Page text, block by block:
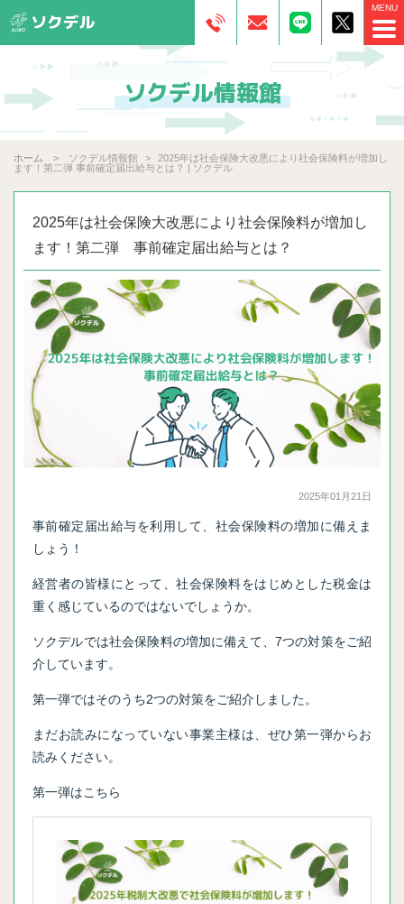
ソクデル情報館
ホーム ソクデル情報館
2025年は社会保険大改悪により社会保険料が増加し
ます！第二弾 事前確定届出給与とは？ | ソクデル
2025年は社会保険大改悪により社会保険料が増加し
ます！第二弾 事前確定届出給与とは？
2025年01月21日
事前確定届出給与を利用して、社会保険料の増加に備えま
しょう！
経営者の皆様にとって、社会保険料をはじめとした税金は
重く感じているのではないでしょうか。
ソクデルでは社会保険料の増加に備えて、7つの対策をご紹
介しています。
第一弾ではそのうち2つの対策をご紹介しました。
まだお読みになっていない事業主様は、ぜひ第一弾からお
読みください。
第一弾はこちら